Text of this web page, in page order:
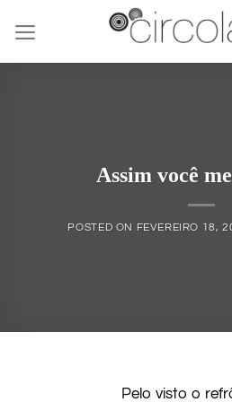
content
Assim você
POSTED ON FEVEREIRO 18,
Pelo visto o